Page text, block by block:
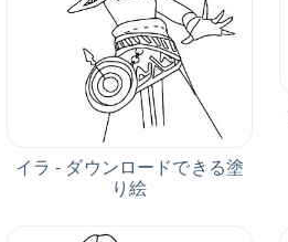
イラ - ダウンロードできる塗
り絵